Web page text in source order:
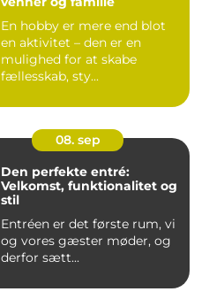
En hobby er mere end blot
en aktivitet – den er en
mulighed for at skabe
fællesskab, sty...
08. sep
Den perfekte entré:
Velkomst, funktionalitet og
stil
Entréen er det første rum, vi
og vores gæster møder, og
derfor sætt...